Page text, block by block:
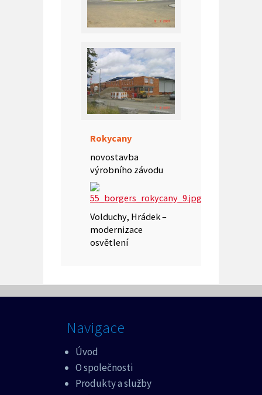
Rokycany
novostavba
výrobního závodu
Volduchy, Hrádek –
modernizace
osvětlení
Navigace
Úvod
O společnosti
Produkty a služby